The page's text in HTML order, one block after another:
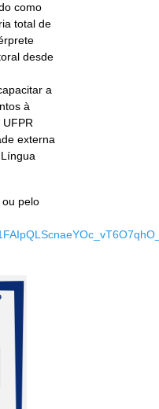
como
total de
desde
a
à
externa
pelo